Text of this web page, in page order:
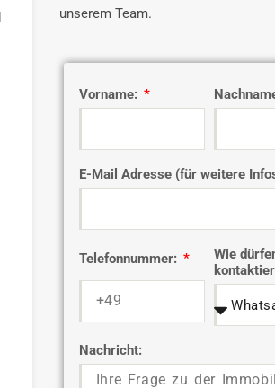
unserem Team.
Vorname:
E-Mail Adresse (für weitere
Telefonnummer:
Wie
Nachricht: